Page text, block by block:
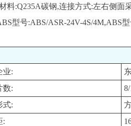
料:Q235A碳钢,连接方式:左右侧面
型号:ABS/ASR-24V-4S/4M,ABS
业:
数:
式:
: